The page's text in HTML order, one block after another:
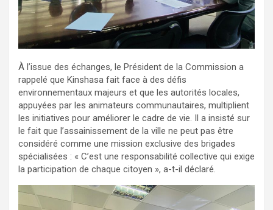
À l’issue des échanges, le Président de la Commission a
rappelé que Kinshasa fait face à des défis
environnementaux majeurs et que les autorités locales,
appuyées par les animateurs communautaires, multiplient
les initiatives pour améliorer le cadre de vie. Il a insisté sur
le fait que l’assainissement de la ville ne peut pas être
considéré comme une mission exclusive des brigades
spécialisées : « C’est une responsabilité collective qui exige
la participation de chaque citoyen », a-t-il déclaré.